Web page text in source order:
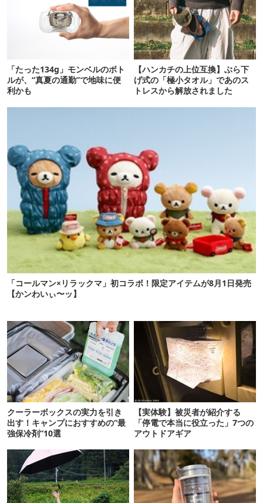
「たった134g」モンベルのボト
ルが、“真夏の通勤”で地味に便
利かも
【ハンカチの上位互換】ぶら下
げ式の「極小タオル」であのス
トレスから解放されました
「コールマン×リラックマ」初コラボ！限定アイテムが8月1日発売
【かンわいぃ〜ッ】
クーラーボックスの実力を引き
出す！キャンプにおすすめの“最
強保冷剤”10選
【実体験】被災者が紹介する
「停電で本当に役立った」7つの
アウトドアギア